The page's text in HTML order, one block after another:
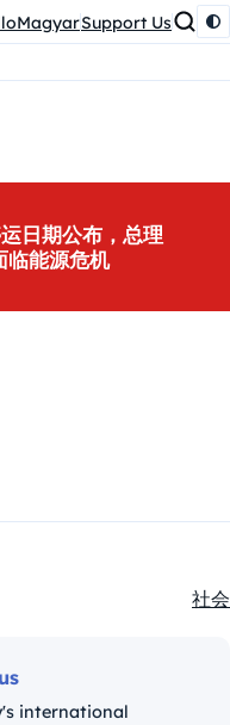
Support Us
日期公布，总理
临能源危机
社会
international